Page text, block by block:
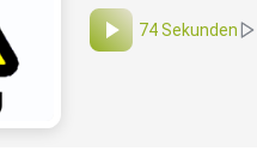
74 Sekunden